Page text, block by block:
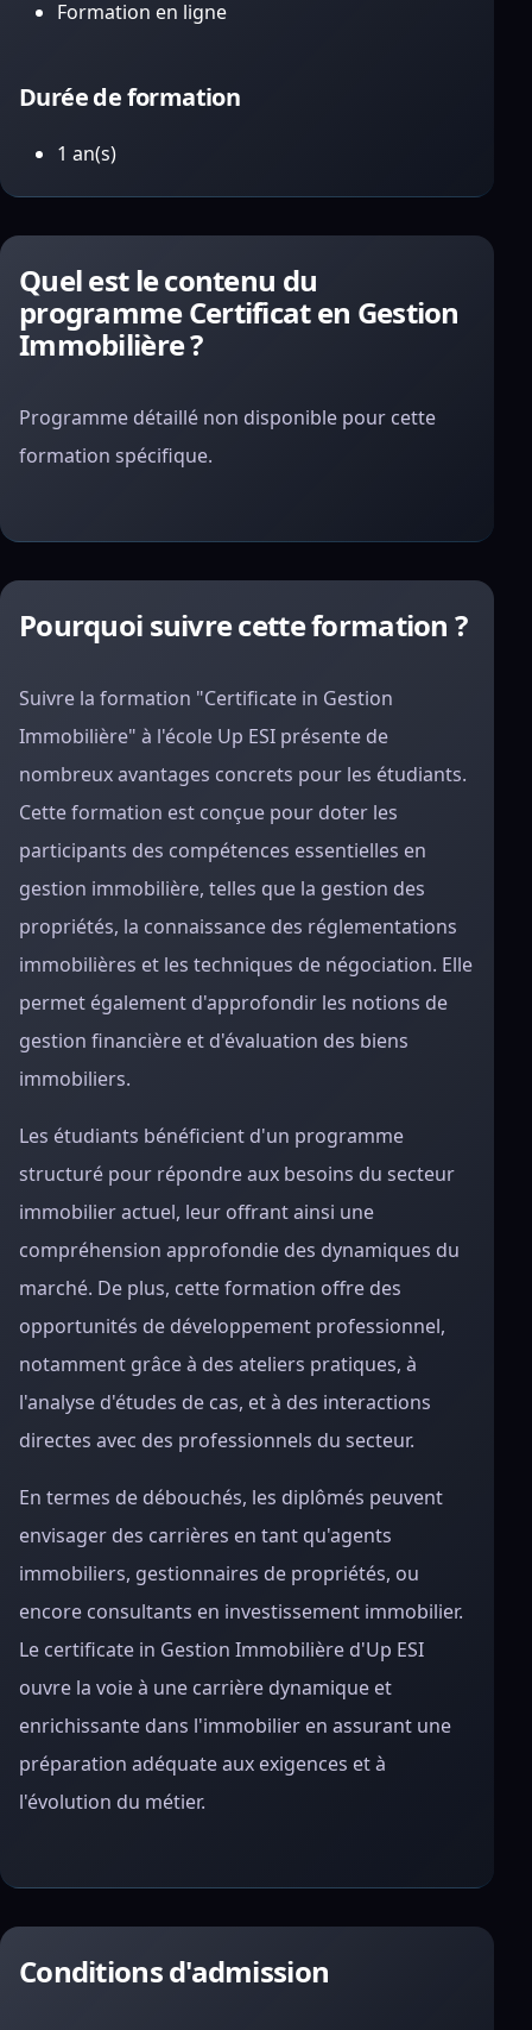
Formation en ligne
Durée de formation
1 an(s)
Quel est le contenu du
programme Certificat en Gestion
Immobilière ?
Programme détaillé non disponible pour cette
formation spécifique.
Pourquoi suivre cette formation ?
Suivre la formation "Certificate in Gestion
Immobilière" à l'école Up ESI présente de
nombreux avantages concrets pour les étudiants.
Cette formation est conçue pour doter les
participants des compétences essentielles en
gestion immobilière, telles que la gestion des
propriétés, la connaissance des réglementations
immobilières et les techniques de négociation. Elle
permet également d'approfondir les notions de
gestion financière et d'évaluation des biens
immobiliers.
Les étudiants bénéficient d'un programme
structuré pour répondre aux besoins du secteur
immobilier actuel, leur offrant ainsi une
compréhension approfondie des dynamiques du
marché. De plus, cette formation offre des
opportunités de développement professionnel,
notamment grâce à des ateliers pratiques, à
l'analyse d'études de cas, et à des interactions
directes avec des professionnels du secteur.
En termes de débouchés, les diplômés peuvent
envisager des carrières en tant qu'agents
immobiliers, gestionnaires de propriétés, ou
encore consultants en investissement immobilier.
Le certificate in Gestion Immobilière d'Up ESI
ouvre la voie à une carrière dynamique et
enrichissante dans l'immobilier en assurant une
préparation adéquate aux exigences et à
l'évolution du métier.
Conditions d'admission